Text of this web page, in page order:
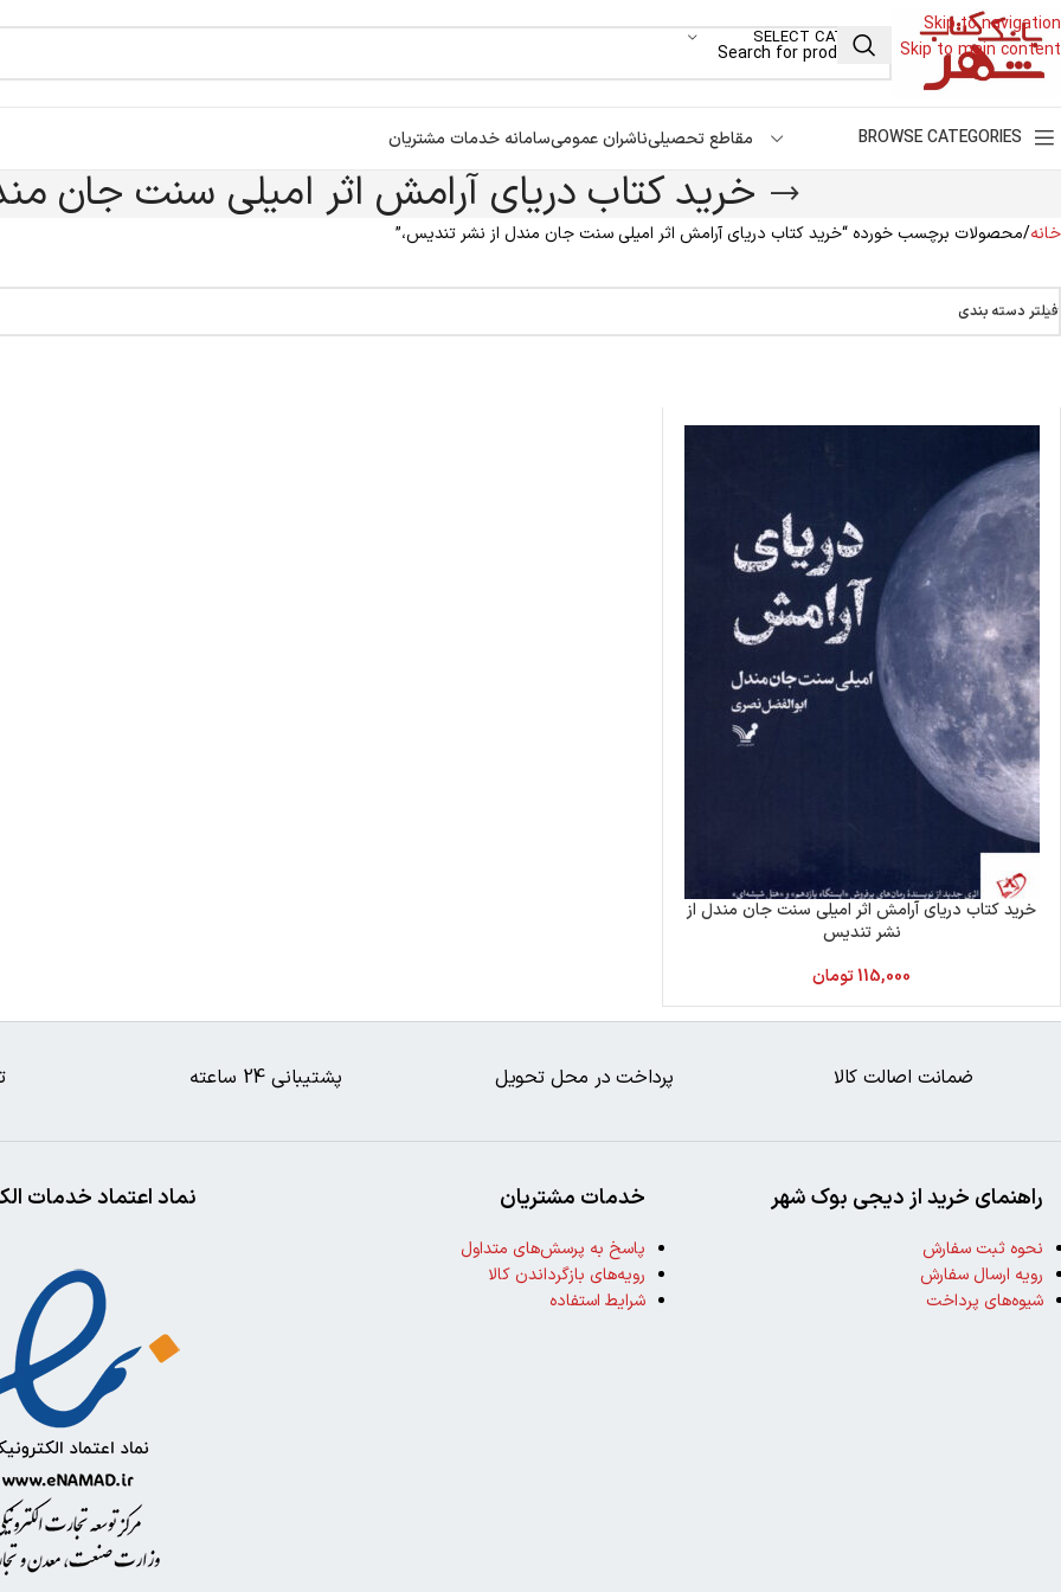
Skip to navigation
Skip to main content
SELECT CATEGORY
BROWSE CATEGORIES مقاطع تحصیلیناشران عمومیسامانه خدمات مشتریان
خرید کتاب دریای آرامش اثر امیلی سنت جان
خانه محصولات برچسب خورده “خرید کتاب دریای آرامش اثر امیلی سنت جان مندل از نشر تندیس،”
فیلتر دسته بندی
خرید کتاب دریای آرامش اثر امیلی سنت جان مندل از
نشر تندیس
115,000تومان
ضمانت اصالت کالا پرداخت در محل تحویل پشتیبانی 24 ساعته
نماد اعتماد خدمات خدمات مشتریان
پاسخ به پرسش‌های متداول
رویه‌های بازگرداندن کالا
شرایط استفاده
راهنمای خرید از دیجی بوک شهر
نحوه ثبت سفارش
رویه ارسال سفارش
شیوه‌های پرداخت